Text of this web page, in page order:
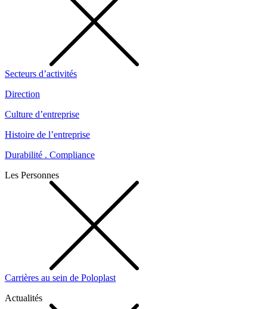
Secteurs d’activités
Direction
Culture d’entreprise
Histoire de l’entreprise
Durabilité . Compliance
Les Personnes
Carrières au sein de Poloplast
Actualités